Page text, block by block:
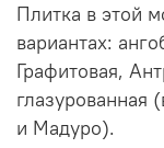
Плитка в этой
вариантах:
Графитовая,
глазурованная
и Мадуро).